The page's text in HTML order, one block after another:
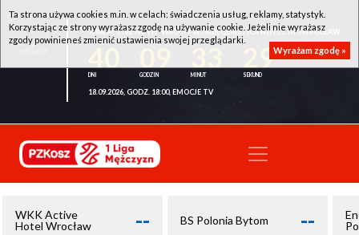
WKK ACTIVE HOTEL WROCŁAW - KSK QEMETICA NOTEĆ INOWROCŁAW
29
18.09.2026, GODZ. 18:00, EMOCJE TV
WKK Active
Hotel Wrocław
-- BS Polonia Bytom --
Ta strona używa cookies m.in. w celach: świadczenia usług, reklamy, statystyk.
Korzystając ze strony wyrażasz zgodę na używanie cookie. Jeżeli nie wyrażasz
zgody powinieneś zmienić ustawienia swojej przeglądarki.
Wyrażam zgodę »